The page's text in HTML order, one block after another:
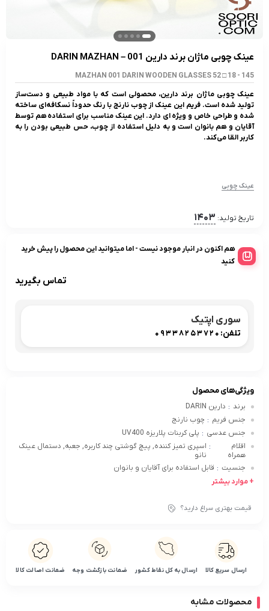
عینک چوبی ماژان برند دارین 001 – DARIN MAZHAN
MAZHAN 001 DARIN WOODEN GLASSES 52 □ 18 - 145
عینک چوبی ماژان برند دارین، محصولی است که با مواد طبیعی و دست‌ساز
تولید شده است. فریم این عینک از چوب نارنج با رنگ حدوداً نسکافه‌ای ساخته
شده و طراحی خاص و ویژه ای دارد. این عینک مناسب برای استفاده هم توسط
آقایان و هم بانوان است و به دلیل استفاده از چوب، حس طبیعی بودن را به
کاربر القا می‌کند.
عینک چوبی
تاریخ تولید: 1403
هم اکنون در انبار موجود نیست - اما میتوانید این محصول را پیش خرید
کنید
تماس بگیرید
سوری اپتیک
تلفن: 09338253720
ویژگی‌های محصول
برند : دارین DARIN
جنس فریم : چوب نارنج
جنس عدسی : پلی کربنات پلاریزه UV400
اقلام
همراه
: اسپری تمیز کننده, پیچ گوشتی چند کاربره, جعبه, دستمال عینک
نانو
جنسیت : قابل استفاده برای آقایان و بانوان
+ موارد بیشتر
قیمت بهتری سراغ دارید؟
ارسال سریع کالا ارسال به کل نقاط کشور ضمانت بازگشت وجه ضمانت اصالت کالا
محصولات مشابه